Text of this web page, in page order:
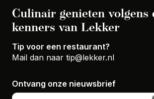
Culinair genieten volgens
kenners van Lekker
Tip voor een restaurant?
Mail dan naar tip@lekker.nl
Ontvang onze nieuwsbrief